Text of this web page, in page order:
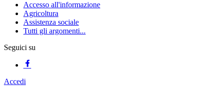
Accesso all'informazione
Agricoltura
Assistenza sociale
Tutti gli argomenti...
Seguici su
Accedi